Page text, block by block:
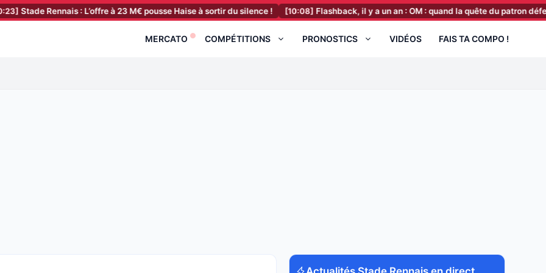
Rennais : L’offre à 23 M€ pousse Haise à sortir du silence ! [10:08] Flashback, il y a un an : OM : quand la quête du patron défensif
MERCATO COMPÉTITIONS PRONOSTICS VIDÉOS FAIS TA COMPO !